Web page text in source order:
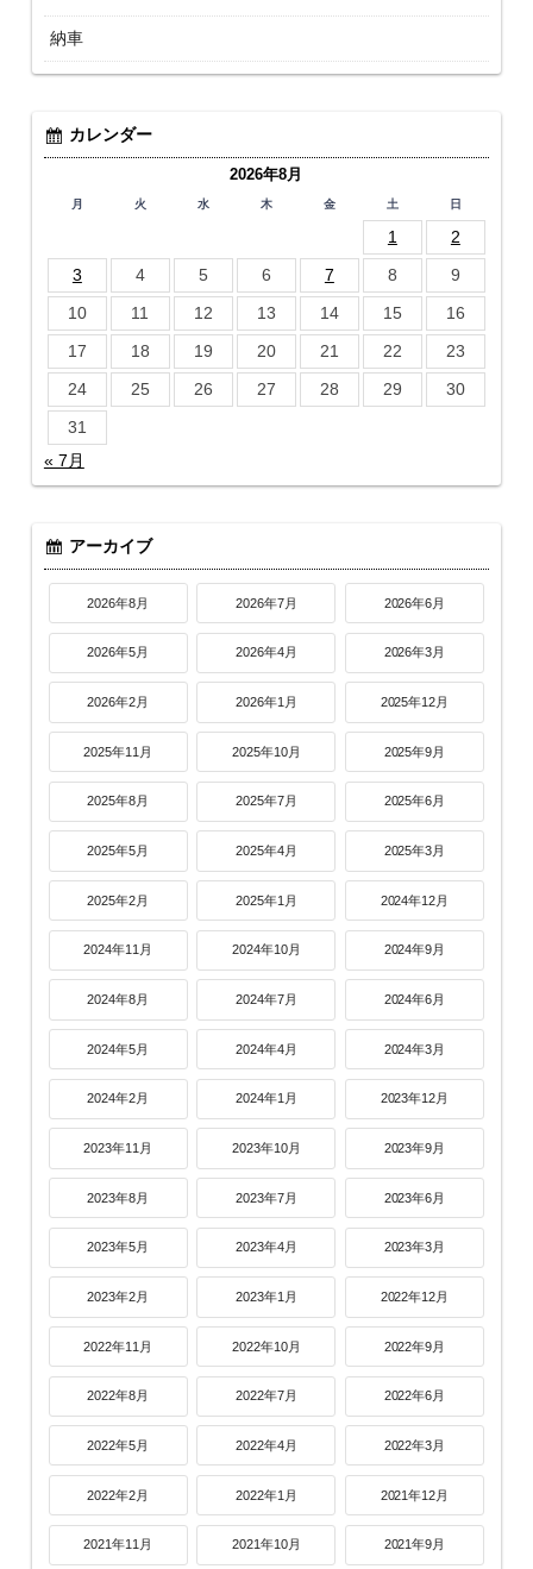
納車
カレンダー
2026年8月
月 火 水 木 金 土 日
1
2
3
4 5 6 7 8
9
10
11 12 13 14 15
16
17
18 19 20 21 22
23
24
25 26 27 28 29
30
31
« 7月
アーカイブ
2026年8月 2026年7月 2026年6月
2026年5月 2026年4月 2026年3月
2026年2月 2026年1月 2025年12月
2025年11月 2025年10月 2025年9月
2025年8月 2025年7月 2025年6月
2025年5月 2025年4月 2025年3月
2025年2月 2025年1月 2024年12月
2024年11月 2024年10月 2024年9月
2024年8月 2024年7月 2024年6月
2024年5月 2024年4月 2024年3月
2024年2月 2024年1月 2023年12月
2023年11月 2023年10月 2023年9月
2023年8月 2023年7月 2023年6月
2023年5月 2023年4月 2023年3月
2023年2月 2023年1月 2022年12月
2022年11月 2022年10月 2022年9月
2022年8月 2022年7月 2022年6月
2022年5月 2022年4月 2022年3月
2022年2月 2022年1月 2021年12月
2021年11月 2021年10月 2021年9月